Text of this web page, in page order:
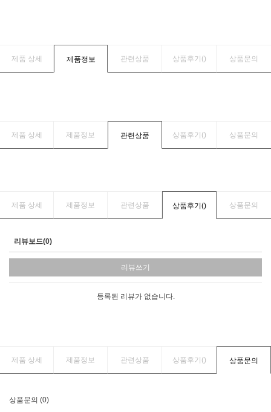
제품 상세 제품정보 관련상품 상품후기() 상품문의
제품 상세 제품정보 관련상품 상품후기() 상품문의
제품 상세 제품정보 관련상품 상품후기() 상품문의
리뷰보드(0)
리뷰쓰기
등록된 리뷰가 없습니다.
제품 상세 제품정보 관련상품 상품후기() 상품문의
상품문의 (0)